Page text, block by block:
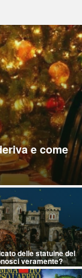
e come
delle statuine del
veramente?